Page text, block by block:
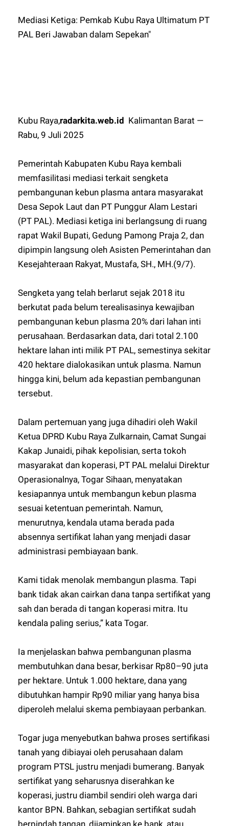
Mediasi Ketiga: Pemkab Kubu Raya Ultimatum PT
PAL Beri Jawaban dalam Sepekan"
Kubu Raya,radarkita.web.id Kalimantan Barat —
Rabu, 9 Juli 2025
Pemerintah Kabupaten Kubu Raya kembali
memfasilitasi mediasi terkait sengketa
pembangunan kebun plasma antara masyarakat
Desa Sepok Laut dan PT Punggur Alam Lestari
(PT PAL). Mediasi ketiga ini berlangsung di ruang
rapat Wakil Bupati, Gedung Pamong Praja 2, dan
dipimpin langsung oleh Asisten Pemerintahan dan
Kesejahteraan Rakyat, Mustafa, SH., MH.(9/7).
Sengketa yang telah berlarut sejak 2018 itu
berkutat pada belum terealisasinya kewajiban
pembangunan kebun plasma 20% dari lahan inti
perusahaan. Berdasarkan data, dari total 2.100
hektare lahan inti milik PT PAL, semestinya sekitar
420 hektare dialokasikan untuk plasma. Namun
hingga kini, belum ada kepastian pembangunan
tersebut.
Dalam pertemuan yang juga dihadiri oleh Wakil
Ketua DPRD Kubu Raya Zulkarnain, Camat Sungai
Kakap Junaidi, pihak kepolisian, serta tokoh
masyarakat dan koperasi, PT PAL melalui Direktur
Operasionalnya, Togar Sihaan, menyatakan
kesiapannya untuk membangun kebun plasma
sesuai ketentuan pemerintah. Namun,
menurutnya, kendala utama berada pada
absennya sertifikat lahan yang menjadi dasar
administrasi pembiayaan bank.
Kami tidak menolak membangun plasma. Tapi
bank tidak akan cairkan dana tanpa sertifikat yang
sah dan berada di tangan koperasi mitra. Itu
kendala paling serius,” kata Togar.
Ia menjelaskan bahwa pembangunan plasma
membutuhkan dana besar, berkisar Rp80–90 juta
per hektare. Untuk 1.000 hektare, dana yang
dibutuhkan hampir Rp90 miliar yang hanya bisa
diperoleh melalui skema pembiayaan perbankan.
Togar juga menyebutkan bahwa proses sertifikasi
tanah yang dibiayai oleh perusahaan dalam
program PTSL justru menjadi bumerang. Banyak
sertifikat yang seharusnya diserahkan ke
koperasi, justru diambil sendiri oleh warga dari
kantor BPN. Bahkan, sebagian sertifikat sudah
berpindah tangan, dijaminkan ke bank, atau